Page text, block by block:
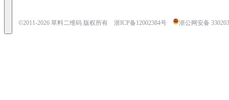
©2011-2026草料二维码 版权所有 浙ICP备12002384号 浙公网安备